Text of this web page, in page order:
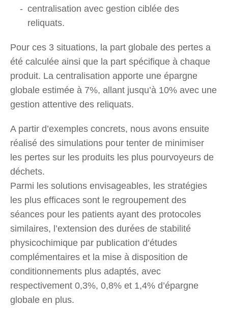
centralisation avec gestion ciblée des
reliquats.
Pour ces 3 situations, la part globale des pertes a
été calculée ainsi que la part spécifique à chaque
produit. La centralisation apporte une épargne
globale estimée à 7%, allant jusqu’à 10% avec une
gestion attentive des reliquats.
A partir d’exemples concrets, nous avons ensuite
réalisé des simulations pour tenter de minimiser
les pertes sur les produits les plus pourvoyeurs de
déchets.
Parmi les solutions envisageables, les stratégies
les plus efficaces sont le regroupement des
séances pour les patients ayant des protocoles
similaires, l’extension des durées de stabilité
physicochimique par publication d’études
complémentaires et la mise à disposition de
conditionnements plus adaptés, avec
respectivement 0,3%, 0,8% et 1,4% d’épargne
globale en plus.